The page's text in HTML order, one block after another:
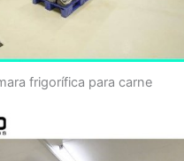
frigorífica para carne